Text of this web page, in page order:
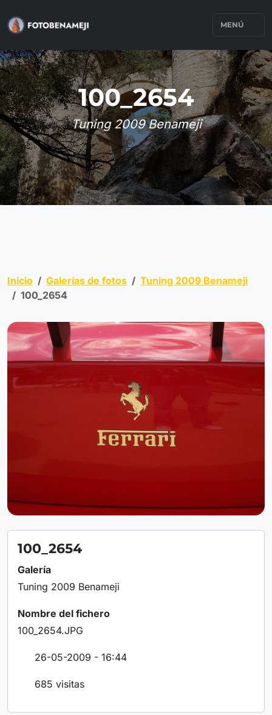
MENÚ
100_2654
Tuning 2009 Benameji
Inicio Galerías de fotos
Tuning 2009 Benameji
100_2654
100_2654
Galería
Tuning 2009 Benameji
Nombre del fichero
100_2654.JPG
26-05-2009 - 16:44
685 visitas